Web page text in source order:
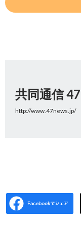
共同通信
http://www.47news.jp/